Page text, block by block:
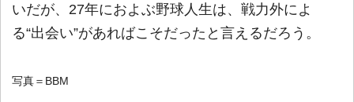
いだが、27年におよぶ野球人生は、戦力外によ
る“出会い”があればこそだったと言えるだろう。
写真＝BBM